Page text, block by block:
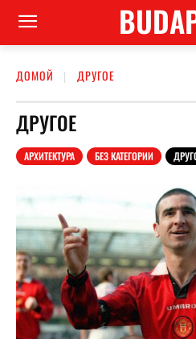
ДОМОЙ ДРУГОЕ
ДРУГОЕ
АРХИТЕКТУРА БЕЗ КАТЕГОРИИ